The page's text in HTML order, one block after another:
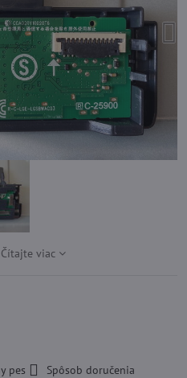
Čítajte viac
pes
Spôsob doručenia